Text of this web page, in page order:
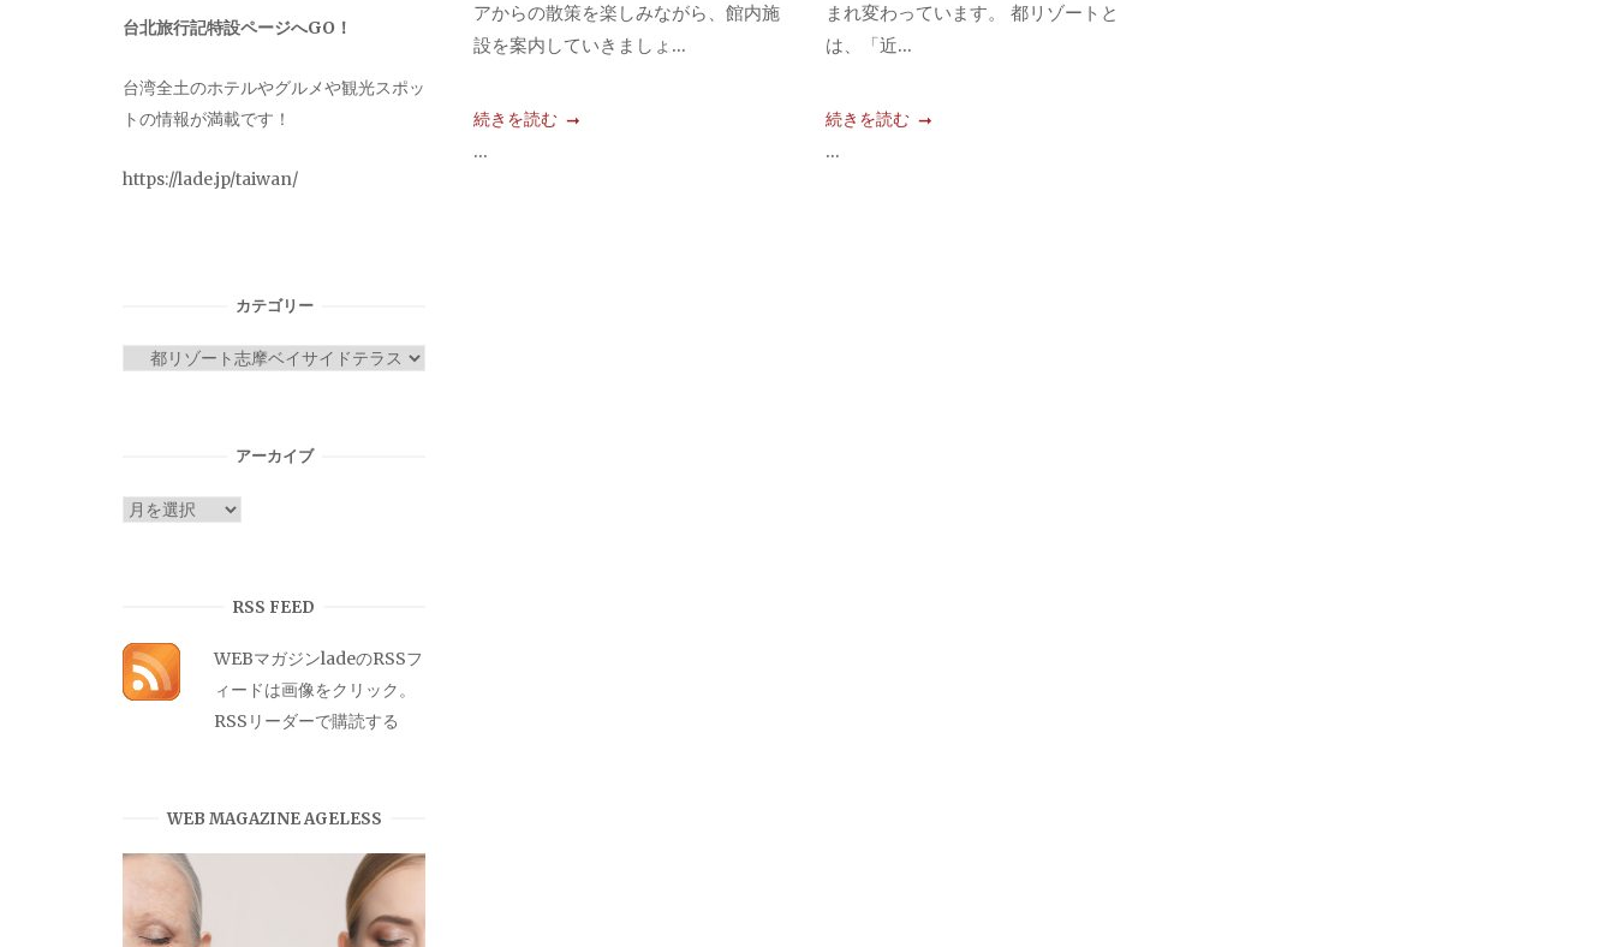
アからの散策を楽しみながら、館内施
設を案内していきましょ...
続きを読む
...
まれ変わっています。 都リゾートと
は、「近...
続きを読む
...
台北旅行記特設ページへGO！
台湾全土のホテルやグルメや観光スポッ
トの情報が満載です！
https://lade.jp/taiwan/
カテゴリー
アーカイブ
ア
RSS FEED
WEBマガジンladeのRSSフ
ィードは画像をクリック。
RSSリーダーで購読する
WEB MAGAZINE AGELESS